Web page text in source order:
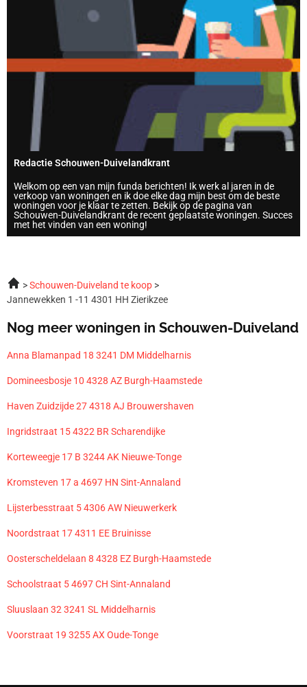
Redactie Schouwen-Duivelandkrant
Welkom op een van mijn funda berichten! Ik werk al jaren in de
verkoop van woningen en ik doe elke dag mijn best om de beste
woningen voor je klaar te zetten. Bekijk op de pagina van
Schouwen-Duivelandkrant de recent geplaatste woningen. Succes
met het vinden van een woning!
Schouwen-Duiveland te koop
Jannewekken 1 -11 4301 HH Zierikzee
Nog meer woningen in Schouwen-Duiveland
Anna Blamanpad 18 3241 DM Middelharnis
Domineesbosje 10 4328 AZ Burgh-Haamstede
Haven Zuidzijde 27 4318 AJ Brouwershaven
Ingridstraat 15 4322 BR Scharendijke
Korteweegje 17 B 3244 AK Nieuwe-Tonge
Kromsteven 17 a 4697 HN Sint-Annaland
Lijsterbesstraat 5 4306 AW Nieuwerkerk
Noordstraat 17 4311 EE Bruinisse
Oosterscheldelaan 8 4328 EZ Burgh-Haamstede
Schoolstraat 5 4697 CH Sint-Annaland
Sluuslaan 32 3241 SL Middelharnis
Voorstraat 19 3255 AX Oude-Tonge